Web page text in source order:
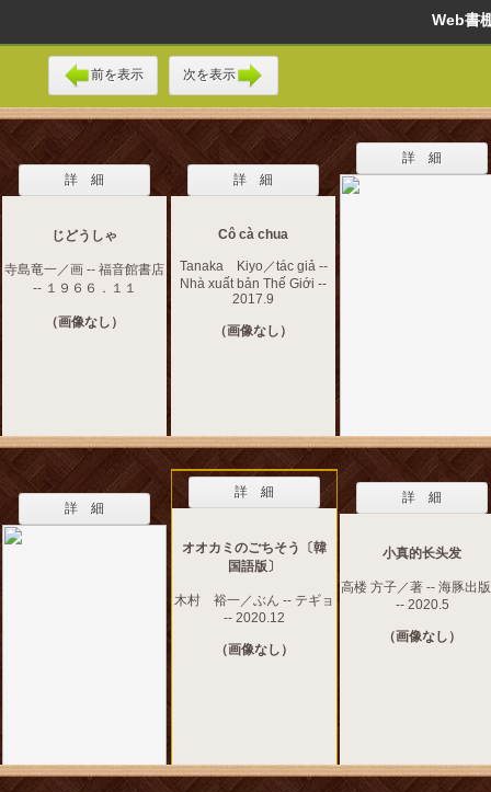
Web
前を表示 次を表示
詳 細
じどうしゃ
寺島竜一／画 -- 福音館書店
-- １９６６．１１
（画像なし）
詳 細
Cô cà chua
Tanaka Kiyo／tác giả --
Nhà xuất bản Thế Giới --
2017.9
（画像なし）
詳 細
詳 細
詳 細
オオカミのごちそう〔韓
国語版〕
木村 裕一／ぶん -- テギョ
-- 2020.12
（画像なし）
詳 細
小真的长头发
高楼 方子／著 -- 海豚出
-- 2020.5
（画像なし）